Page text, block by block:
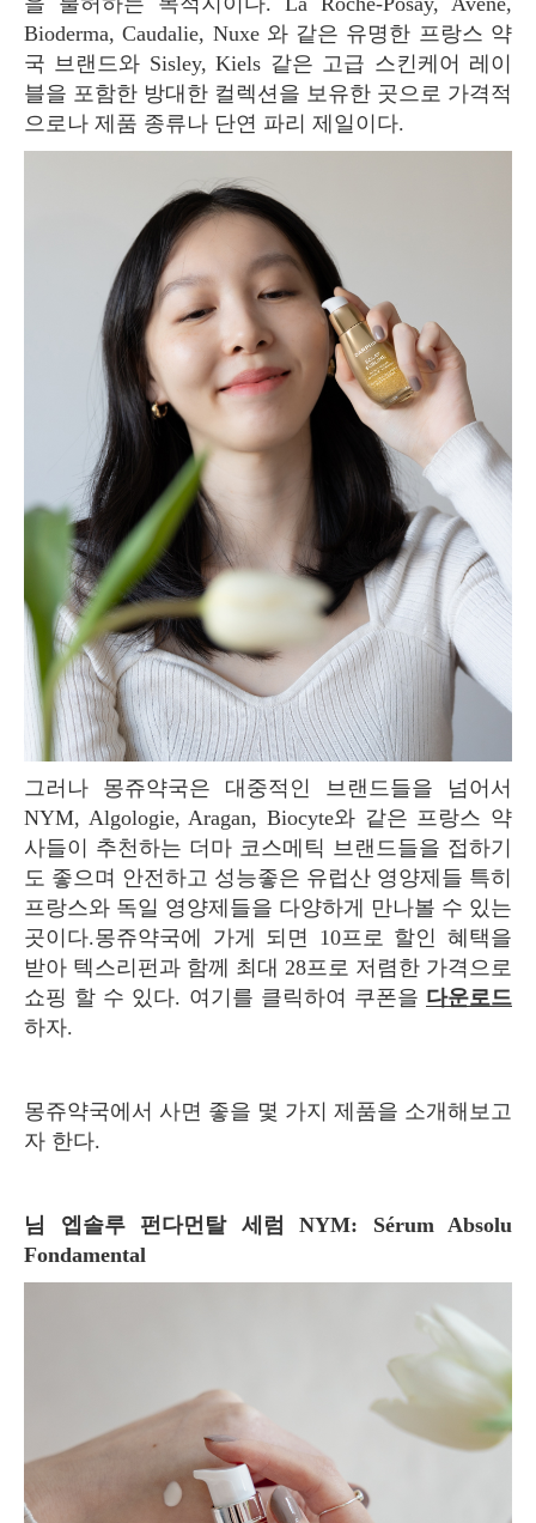
Bioderma, Caudalie, Nuxe 와 같은 유명한 프랑스 약
국 브랜드와 Sisley, Kiels 같은 고급 스킨케어 레이
블을 포함한 방대한 컬렉션을 보유한 곳으로 가격적
으로나 제품 종류나 단연 파리 제일이다.
그러나 몽쥬약국은 대중적인 브랜드들을 넘어서
NYM, Algologie, Aragan, Biocyte와 같은 프랑스 약
사들이 추천하는 더마 코스메틱 브랜드들을 접하기
도 좋으며 안전하고 성능좋은 유럽산 영양제들 특히
프랑스와 독일 영양제들을 다양하게 만나볼 수 있는
곳이다.몽쥬약국에 가게 되면 10프로 할인 혜택을
받아 텍스리펀과 함께 최대 28프로 저렴한 가격으로
쇼핑 할 수 있다. 여기를 클릭하여 쿠폰을 다운로드
하자.
몽쥬약국에서 사면 좋을 몇 가지 제품을 소개해보고
자 한다.
님 엡솔루 펀다먼탈 세럼 NYM: Sérum Absolu
Fondamental